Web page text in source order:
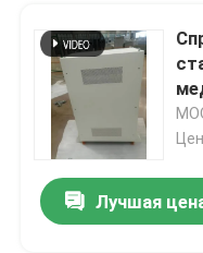
Лучшая